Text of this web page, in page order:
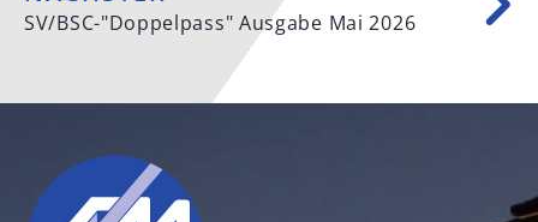
SV/BSC-"Doppelpass" Ausgabe Mai 2026